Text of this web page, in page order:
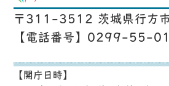
〒311-3512 茨城県行方
【電話番号】0299-55-
【開庁日時】